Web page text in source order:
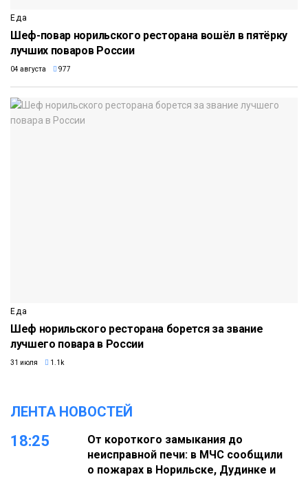
Еда
Шеф-повар норильского ресторана вошёл в пятёрку
лучших поваров России
04 августа 977
Еда
Шеф норильского ресторана борется за звание
лучшего повара в России
31 июля 1.1k
ЛЕНТА НОВОСТЕЙ
18:25
От короткого замыкания до
неисправной печи: в МЧС сообщили
о пожарах в Норильске, Дудинке и